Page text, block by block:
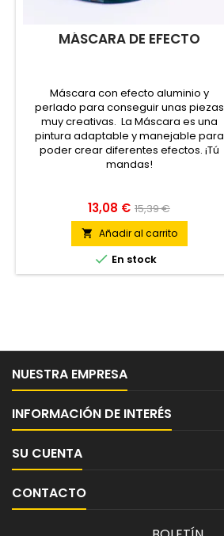
MÁSCARA DE EFECTO
Máscara con efecto aluminio y
perlado para conseguir unas piezas
muy creativas. La Máscara es una
pintura adaptable y manejable para
poder crear diferentes efectos. ¡Tú
mandas!
13,08 € 15,39 €
 Añadir al carrito
 En stock
NUESTRA EMPRESA
INFORMACIÓN DE INTERÉS
SU CUENTA
CONTACTO